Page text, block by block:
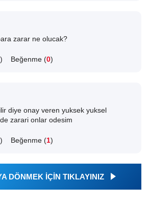
zarar ne olucak?
) Beğenme (0)
diye onay veren yuksek yuksel
zarari onlar odesim
) Beğenme (1)
DÖNMEK İÇİN TIKLAYINIZ